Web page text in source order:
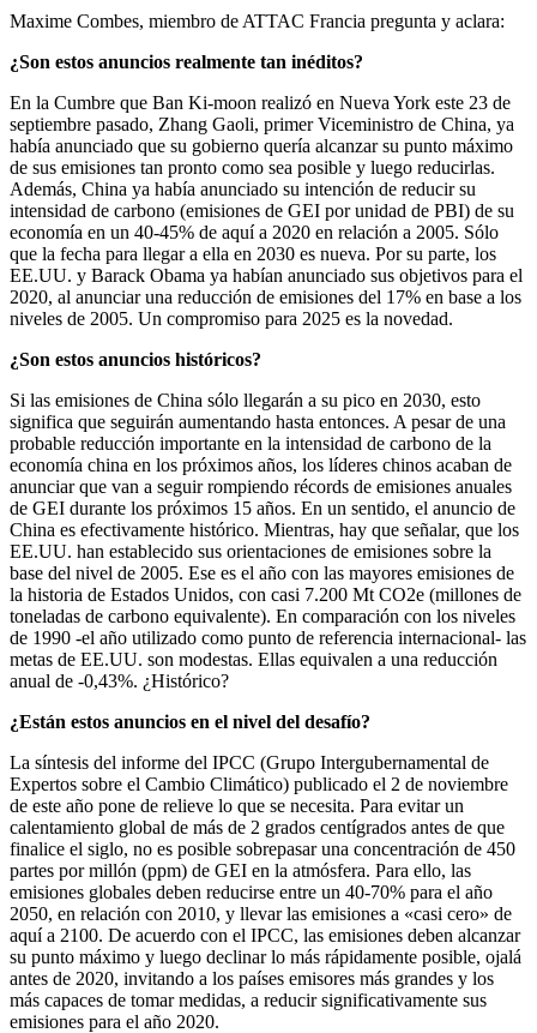
Maxime Combes, miembro de ATTAC Francia pregunta y aclara:
¿Son estos anuncios realmente tan inéditos?
En la Cumbre que Ban Ki-moon realizó en Nueva York este 23 de
septiembre pasado, Zhang Gaoli, primer Viceministro de China, ya
había anunciado que su gobierno quería alcanzar su punto máximo
de sus emisiones tan pronto como sea posible y luego reducirlas.
Además, China ya había anunciado su intención de reducir su
intensidad de carbono (emisiones de GEI por unidad de PBI) de su
economía en un 40-45% de aquí a 2020 en relación a 2005. Sólo
que la fecha para llegar a ella en 2030 es nueva. Por su parte, los
EE.UU. y Barack Obama ya habían anunciado sus objetivos para el
2020, al anunciar una reducción de emisiones del 17% en base a los
niveles de 2005. Un compromiso para 2025 es la novedad.
¿Son estos anuncios históricos?
Si las emisiones de China sólo llegarán a su pico en 2030, esto
significa que seguirán aumentando hasta entonces. A pesar de una
probable reducción importante en la intensidad de carbono de la
economía china en los próximos años, los líderes chinos acaban de
anunciar que van a seguir rompiendo récords de emisiones anuales
de GEI durante los próximos 15 años. En un sentido, el anuncio de
China es efectivamente histórico. Mientras, hay que señalar, que los
EE.UU. han establecido sus orientaciones de emisiones sobre la
base del nivel de 2005. Ese es el año con las mayores emisiones de
la historia de Estados Unidos, con casi 7.200 Mt CO2e (millones de
toneladas de carbono equivalente). En comparación con los niveles
de 1990 -el año utilizado como punto de referencia internacional- las
metas de EE.UU. son modestas. Ellas equivalen a una reducción
anual de -0,43%. ¿Histórico?
¿Están estos anuncios en el nivel del desafío?
La síntesis del informe del IPCC (Grupo Intergubernamental de
Expertos sobre el Cambio Climático) publicado el 2 de noviembre
de este año pone de relieve lo que se necesita. Para evitar un
calentamiento global de más de 2 grados centígrados antes de que
finalice el siglo, no es posible sobrepasar una concentración de 450
partes por millón (ppm) de GEI en la atmósfera. Para ello, las
emisiones globales deben reducirse entre un 40-70% para el año
2050, en relación con 2010, y llevar las emisiones a «casi cero» de
aquí a 2100. De acuerdo con el IPCC, las emisiones deben alcanzar
su punto máximo y luego declinar lo más rápidamente posible, ojalá
antes de 2020, invitando a los países emisores más grandes y los
más capaces de tomar medidas, a reducir significativamente sus
emisiones para el año 2020.